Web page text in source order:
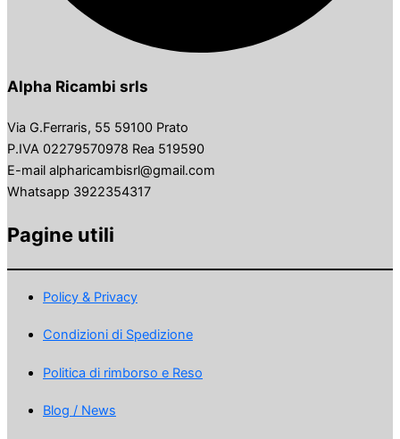
Alpha Ricambi srls
Via G.Ferraris, 55 59100 Prato
P.IVA 02279570978 Rea 519590
E-mail alpharicambisrl@gmail.com
Whatsapp 3922354317
Pagine utili
Policy & Privacy
Condizioni di Spedizione
Politica di rimborso e Reso
Blog / News